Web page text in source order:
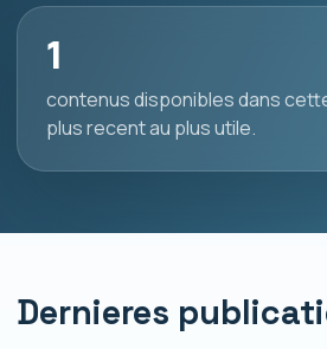
1
contenus disponibles dans
plus recent au plus utile.
Dernieres